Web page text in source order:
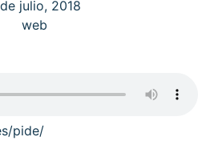
julio, 2018
web
pide/